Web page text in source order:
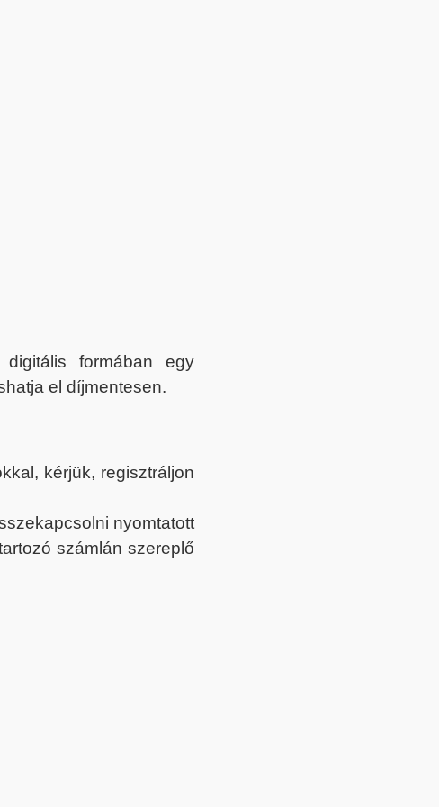
digitális formában egy
el díjmentesen.
kérjük, regisztráljon
nyomtatott
számlán szereplő